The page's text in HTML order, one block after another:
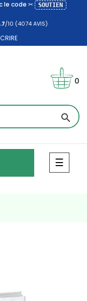
le code ✂ SOUTIEN
/10 (4074AVIS)
search
0
☰